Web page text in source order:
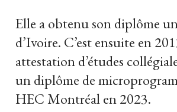
Elle a obtenu son diplôme
d’Ivoire. C’est ensuite en
attestation d’études
un diplôme de
HEC Montréal en 2023.